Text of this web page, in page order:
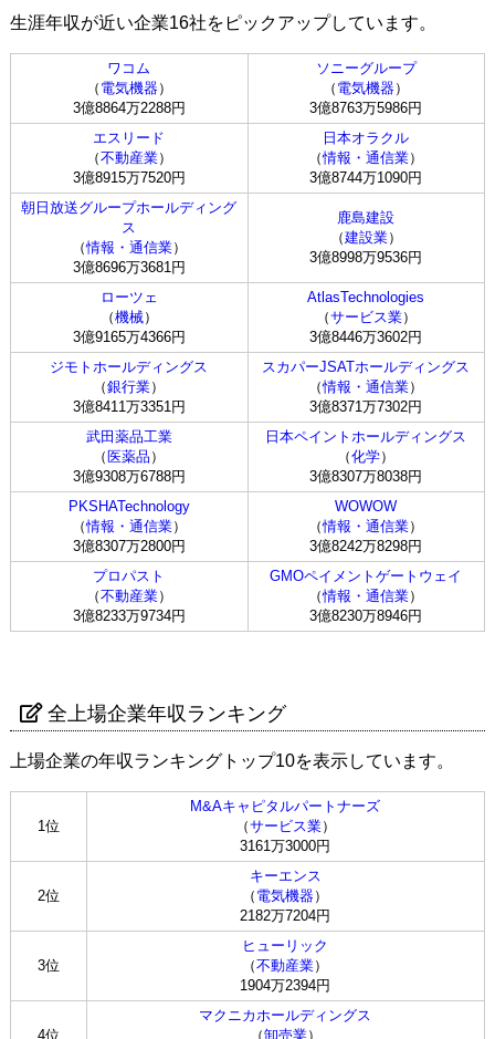
生涯年収が近い企業16社をピックアップしています。
ワコム
（ 電気機器）
3億8864万2288円
ソニーグループ
（ 電気機器）
3億8763万5986円
エスリード
（不動産業）
3億8915万7520円
日本オラクル
（情報・通信業）
3億8744万1090円
朝日放送グループホールディング
ス
（情報・通信業）
3億8696万3681円
鹿島建設
（建設業）
3億8998万9536円
ローツェ
（機械）
3億9165万4366円
AtlasTechnologies
（サービス業）
3億8446万3602円
ジモトホールディングス
（銀行業）
3億8411万3351円
スカパーJSATホールディングス
（情報・通信業）
3億8371万7302円
武田薬品工業
（ 医薬品 ）
3億9308万6788円
日本ペイントホールディングス
（化学）
3億8307万8038円
PKSHATechnology
（情報・通信業）
3億8307万2800円
WOWOW
（情報・通信業）
3億8242万8298円
プロパスト
（不動産業）
3億8233万9734円
GMOペイメントゲートウェイ
（情報・通信業）
3億8230万8946円
全上場企業年収ランキング
上場企業の年収ランキングトップ10を表示しています。
1位
M&Aキャピタルパートナーズ
（サービス業）
3161万3000円
2位
キーエンス
（ 電気機器）
2182万7204円
3位
ヒューリック
（不動産業）
1904万2394円
4位
マクニカホールディングス
（卸売業）